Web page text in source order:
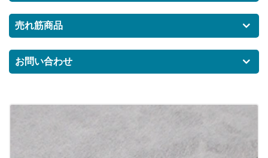
売れ筋商品
お問い合わせ